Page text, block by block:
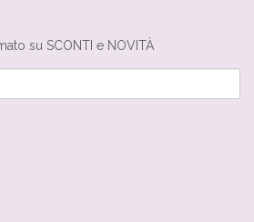
su SCONTI e NOVITÀ